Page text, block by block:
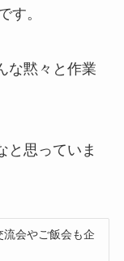
す。
な黙々と作業
と思っていま
会やご飯会も企